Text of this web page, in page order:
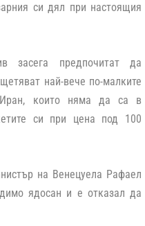
си дял при настоящия
засега предпочитат да
най-вече по-малките
Иран, които няма да са в
си при цена под 100
на Венецуела Рафаел
ядосан и е отказал да